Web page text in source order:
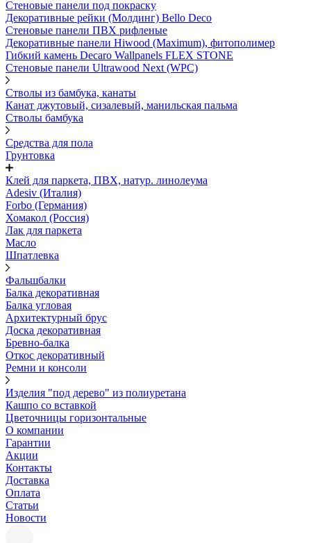
Стеновые панели под покраску
Декоративные рейки (Молдинг) Bello Deco
Стеновые панели ПВХ рифленыe
Декоративные панели Hiwood (Maximum), фитополимер
Гибкий камень Decaro Wallpanels FLEX STONE
Стеновые панели Ultrawood Next (WPC)
Стволы из бамбука, канаты
Канат джутовый, сизалевый, манильская пальма
Стволы бамбука
Средства для пола
Грунтовка
Клей для паркета, ПВХ, натур. линолеума
Adesiv (Италия)
Forbo (Германия)
Хомакол (Россия)
Лак для паркета
Масло
Шпатлевка
Фальшбалки
Балка декоративная
Балка угловая
Архитектурный брус
Доска декоративная
Бревно-балка
Откос декоративный
Ремни и консоли
Изделия "под дерево" из полиуретана
Кашпо со вставкой
Цветочницы горизонтальные
О компании
Гарантии
Акции
Контакты
Доставка
Оплата
Статьи
Новости